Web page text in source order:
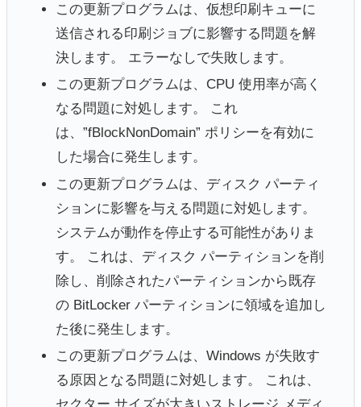
この更新プログラムは、仮想印刷キューに
送信される印刷ジョブに影響する問題を解
決します。 エラーなしで失敗します。
この更新プログラムは、CPU 使用率が高く
なる問題に対処します。 これ
は、”fBlockNonDomain” ポリシーを有効に
した場合に発生します。
この更新プログラムは、ディスク パーティ
ションに影響を与える問題に対処します。
システムが動作を停止する可能性がありま
す。 これは、ディスク パーティションを削
除し、削除されたパーティションから既存
の BitLocker パーティションに領域を追加し
た後に発生します。
この更新プログラムは、Windows が失敗す
る原因となる問題に対処します。 これは、